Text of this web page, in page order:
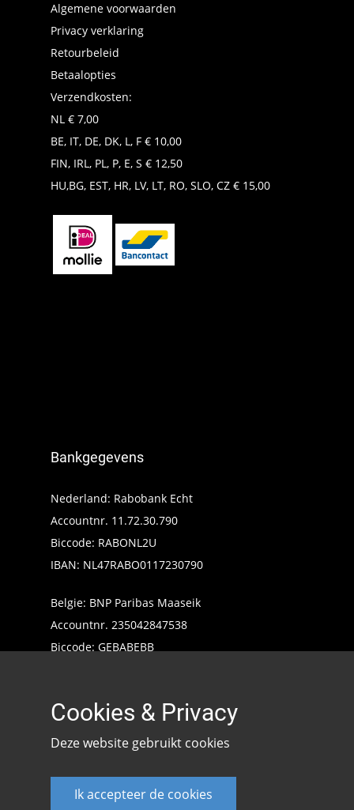
Algemene voorwaarden
Privacy verklaring
Retourbeleid
Betaalopties
Verzendkosten:
NL € 7,00
BE, IT, DE, DK, L, F € 10,00
FIN, IRL, PL, P, E, S € 12,50
HU,BG, EST, HR, LV, LT, RO, SLO, CZ € 15,00
Bankgegevens
Nederland: Rabobank Echt
Accountnr. 11.72.30.790
Biccode: RABONL2U
IBAN: NL47RABO0117230790
Belgie: BNP Paribas Maaseik
Accountnr. 235042847538
Biccode: GEBABEBB
Keencarp 2020
Cookies & Privacy
Deze website gebruikt cookies
Ik accepteer de cookies